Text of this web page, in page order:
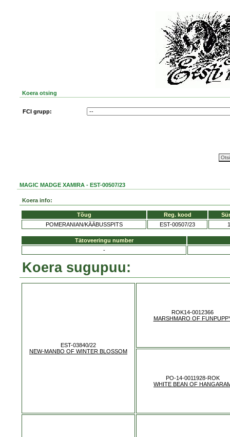
Koera otsing
FCI grupp:
MAGIC MADGE XAMIRA - EST-00507/23
Koera info:
Tõug Reg. kood
POMERANIAN/KÄÄBUSSPITS
EST-00507/23
Tätoveeringu number
-
Koera sugupuu:
EST-03840/22
NEW-MANBO OF WINTER BLOSSOM
ROK14-0012366
MARSHMARO OF
PO-14-0011928-ROK
WHITE BEAN OF